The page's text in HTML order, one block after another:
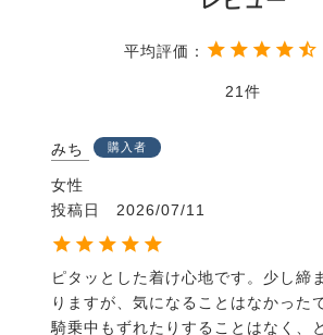
21
みち 購入者
女性
投稿日
2026/07/11
ピタッとした着け心地です。少し締
りますが、気になることはなかった
騎乗中もずれたりすることはなく、